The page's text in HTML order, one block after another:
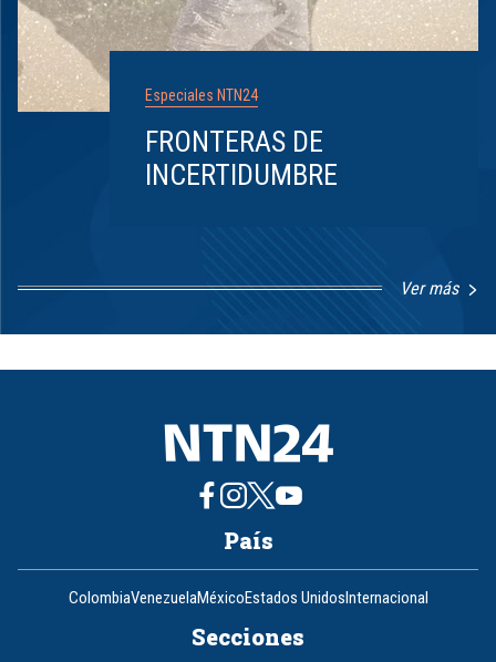
Especiales NTN24
FRONTERAS DE
INCERTIDUMBRE
Ver más
8
País
ColombiaVenezuelaMéxicoEstados UnidosInternacional
Secciones